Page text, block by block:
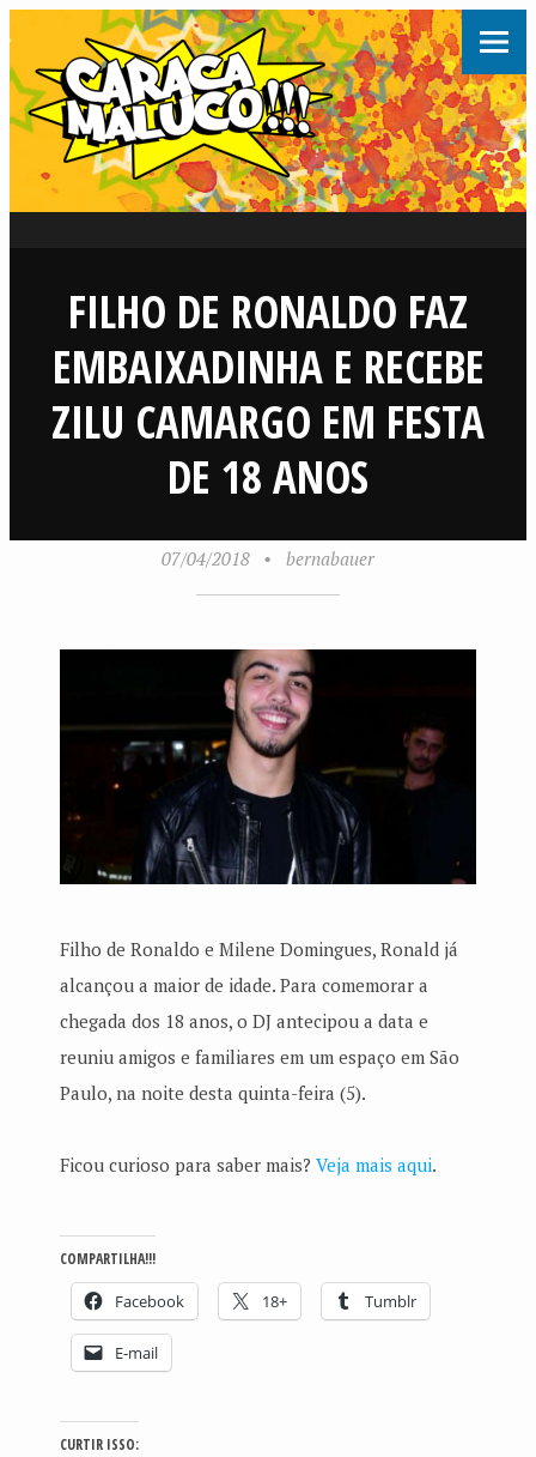
FILHO DE RONALDO FAZ
EMBAIXADINHA E RECEBE
ZILU CAMARGO EM FESTA
DE 18 ANOS
07/04/2018 • bernabauer
Filho de Ronaldo e Milene Domingues, Ronald já
alcançou a maior de idade. Para comemorar a
chegada dos 18 anos, o DJ antecipou a data e
reuniu amigos e familiares em um espaço em São
Paulo, na noite desta quinta-feira (5).
Ficou curioso para saber mais? Veja mais aqui.
COMPARTILHA!!!
Facebook 18+ Tumblr
E-mail
CURTIR ISSO: